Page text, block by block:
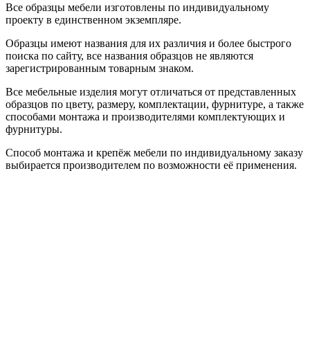
Все образцы мебели изготовлены по индивидуальному
проекту в единственном экземпляре.
Образцы имеют названия для их различия и более быстрого
поиска по сайту, все названия образцов не являются
зарегистрированным товарным знаком.
Все мебельные изделия могут отличаться от представленных
образцов по цвету, размеру, комплектации, фурнитуре, а также
способами монтажа и производителями комплектующих и
фурнитуры.
Способ монтажа и крепёж мебели по индивидуальному заказу
выбирается производителем по возможности её применения.